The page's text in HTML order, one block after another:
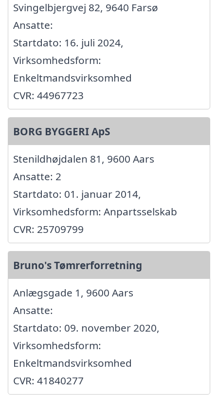
Svingelbjergvej 82, 9640 Farsø
Ansatte:
Startdato: 16. juli 2024,
Virksomhedsform:
Enkeltmandsvirksomhed
CVR: 44967723
BORG BYGGERI ApS
Stenildhøjdalen 81, 9600 Aars
Ansatte: 2
Startdato: 01. januar 2014,
Virksomhedsform: Anpartsselskab
CVR: 25709799
Bruno's Tømrerforretning
Anlægsgade 1, 9600 Aars
Ansatte:
Startdato: 09. november 2020,
Virksomhedsform:
Enkeltmandsvirksomhed
CVR: 41840277